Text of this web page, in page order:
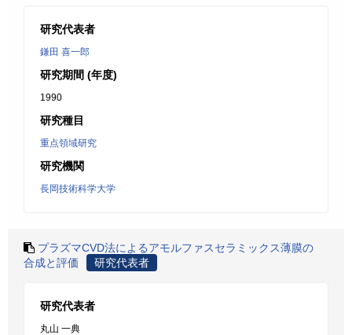
研究代表者
鎌田 喜一郎
研究期間 (年度)
1990
研究種目
重点領域研究
研究機関
長岡技術科学大学
プラズマCVD法によるアモルファスセラミックス薄膜の
合成と評価
研究代表者
研究代表者
丸山 一典